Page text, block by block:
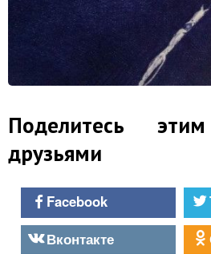
Поделитесь
друзьями
Facebook
Вконтакте